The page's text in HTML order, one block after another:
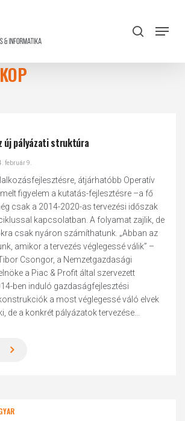
search
Menu
új pályázati struktúra
február 9.
átjárhatóbb Operatív
figyelem a kutatás-fejlesztésre –a fő
csak a 2014-2020-as tervezési időszak
kapcsolatban. A folyamat zajlik, de
csak nyáron számíthatunk. „Abban az
amikor a tervezés véglegessé válik” –
Csongor, a Nemzetgazdasági
a Piac & Profit által szervezett
ben induló gazdaságfejlesztési
a most véglegessé váló elvek
de a konkrét pályázatok tervezése...
Close